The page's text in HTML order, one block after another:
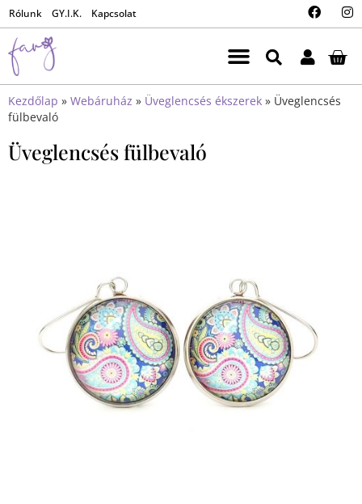
Rólunk GY.I.K. Kapcsolat
Kezdőlap » Webáruház » Üveglencsés ékszerek » Üveglencsés
fülbevaló
Üveglencsés fülbevaló